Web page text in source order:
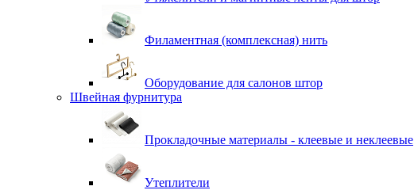
Филаментная (комплексная) нить
Оборудование для салонов штор
Швейная фурнитура
Прокладочные материалы - клеевые и неклеевые
Утеплители